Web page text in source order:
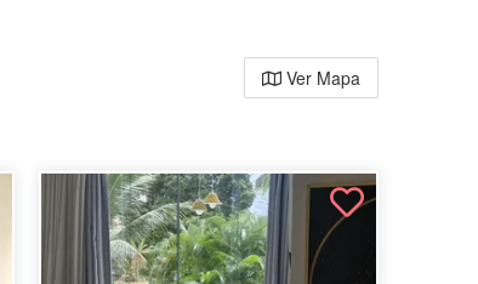
Ver Mapa